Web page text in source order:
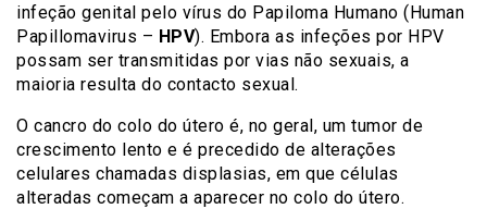
infeção genital pelo vírus do Papiloma Humano (Human
Papillomavirus – HPV). Embora as infeções por HPV
possam ser transmitidas por vias não sexuais, a
maioria resulta do contacto sexual.
O cancro do colo do útero é, no geral, um tumor de
crescimento lento e é precedido de alterações
celulares chamadas displasias, em que células
alteradas começam a aparecer no colo do útero.